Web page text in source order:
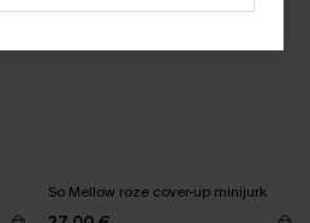
So Mellow roze cover-up minijurk